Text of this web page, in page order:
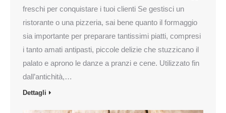
freschi per conquistare i tuoi clienti Se gestisci un
ristorante o una pizzeria, sai bene quanto il formaggio
sia importante per preparare tantissimi piatti, compresi
i tanto amati antipasti, piccole delizie che stuzzicano il
palato e aprono le danze a pranzi e cene. Utilizzato fin
dall’antichità,…
Dettagli